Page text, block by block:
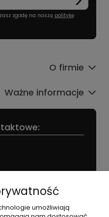
zgodę na naszą politykę
O firmie
Ważne informacje
umożliwiają